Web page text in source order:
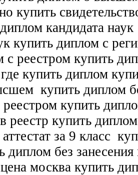
купить
кандидата наук
купить диплом с
с реестром купить
купить диплом
купить диплом
купить
реестр купить
за 9 класс
диплом без
москва купить